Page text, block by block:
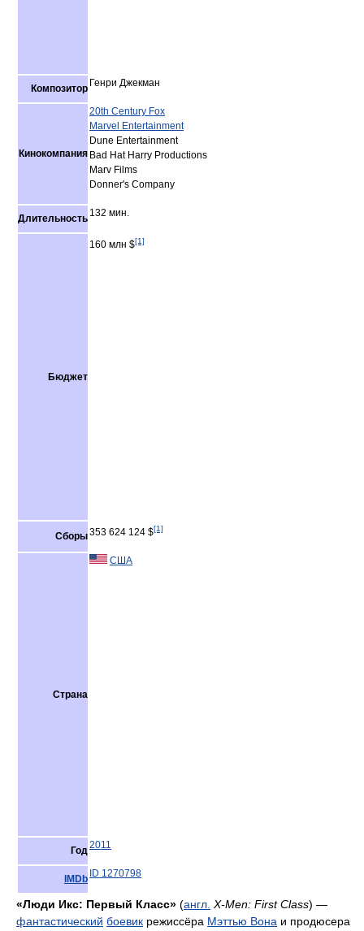
Композитор Генри Джекман
Кинокомпания
20th Century Fox
Marvel Entertainment
Dune Entertainment
Bad Hat Harry Productions
Marv Films
Donner's Company
Длительность 132 мин.
Бюджет
160 млн $[1]
Сборы353 624 124 $[1]
Страна
США
Год2011
IMDb ID 1270798
«Люди Икс: Первый Класс» (англ. X-Men: First Class) —
фантастический боевик режиссёра Мэттью Вона и продюсера